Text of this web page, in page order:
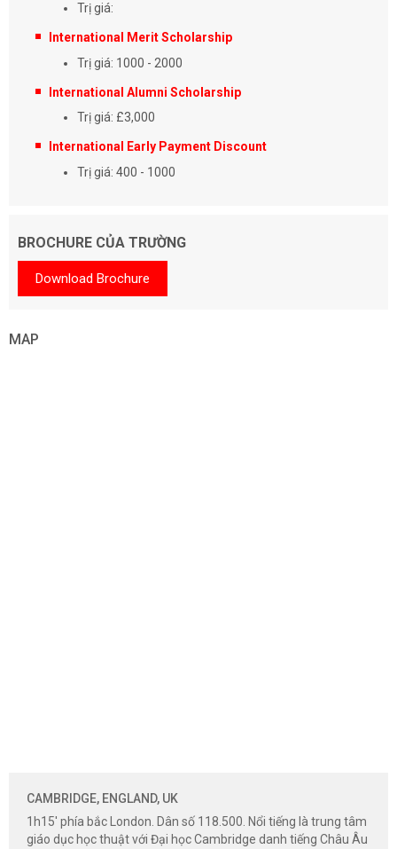
Trị giá:
International Merit Scholarship
Trị giá: 1000 - 2000
International Alumni Scholarship
Trị giá: £3,000
International Early Payment Discount
Trị giá: 400 - 1000
BROCHURE CỦA TRƯỜNG
Download Brochure
MAP
CAMBRIDGE, ENGLAND, UK
1h15' phía bắc London. Dân số 118.500. Nổi tiếng là trung tâm
giáo dục học thuật với Đại học Cambridge danh tiếng Châu Âu